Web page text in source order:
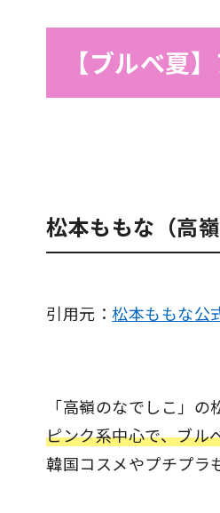
【ブルべ夏
松本ももな（高
引用元：松本ももな公
「高嶺のなでしこ」
ピンク系中心で、ブル
韓国コスメやプチプラ